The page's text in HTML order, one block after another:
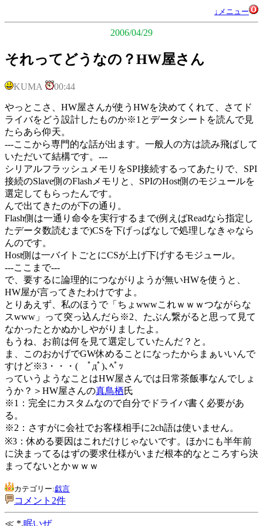
↓メニュー
2006/04/29
それってどうなの？HW屋さん
KUMA 00:44
やっとこさ、HW屋さんが使うHWを決めてくれて、さてド
ライバをどう設計したものか※1とデータシートを読んで見
たらあら仰天。
---ここから専門的な話が出ます。一般人の方は読み飛ばして
いただいて結構です。---
シリアルフラッシュメモリをSPI接続するってあたりで、SPI
接続のSlave側のFlashメモリと、SPIのHost側のモジュールを
選定してもらったんです。
んで出てきたのが下の通り。
Flash側は一通り命令を実行するまで(例えばReadなら指定し
たデータ数読むまで)CSを下げっぱなしで処理しなきゃなら
んのです。
Host側は一バイトごとにCSが上げ下げするモジュール。
---ここまで---
で、要するに論理的につながりようが無いHWを使うと、
HW屋が言ってきたわけですよ。
とりあえず、私のほうで「ちょwwwこれｗｗｗつながらな
スwww」って突っ込んだら※2、たぶん繋がると思って見て
なかったとかぬかしやがりましたよ。
もうね、お前は何を見て選定していたんだ？と。
ま、このおかげでGW休めることになったからまぁいいんで
すけど※3・・・( ﾟдﾟ)､ﾍﾟｯ
っていうようなことはHW屋さんでは日常茶飯事なんでしょ
うか？＞HW屋さんの真鳥栖氏
※1：完全にカスタムなので自分でドライバ書く必要があ
る。
※2：さすがに会社でお客様相手に2ch語は使いません。
※3：休める要因はこれだけじゃないです。ほかにも半年前
に決まってるはずの要求仕様がいまだ根本的なところすら決
まってないとかｗｗｗ
カテゴリー:戯言
コメント2件
≪ *.眠いぜ